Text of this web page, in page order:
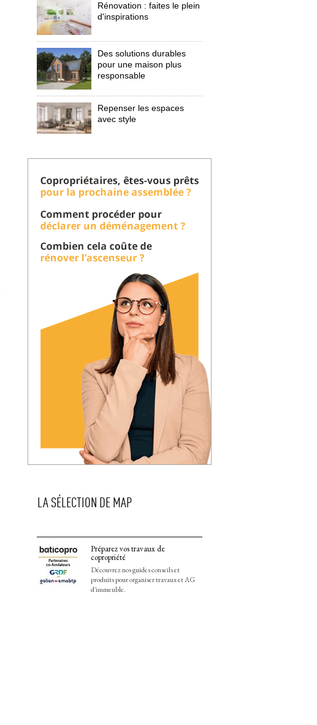
Rénovation : faites le plein
d'inspirations
Des solutions durables
pour une maison plus
responsable
Repenser les espaces
avec style
LA SÉLECTION DE MAP
Préparez vos travaux de
copropriété
Découvrez nos guides conseils et
produits pour organiser travaux et AG
d'immeuble.